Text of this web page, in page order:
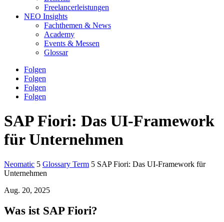
Freelancerleistungen
NEO Insights
Fachthemen & News
Academy
Events & Messen
Glossar
Folgen
Folgen
Folgen
Folgen
SAP Fiori: Das UI-Framework
für Unternehmen
Neomatic 5 Glossary Term 5 SAP Fiori: Das UI-Framework für
Unternehmen
Aug. 20, 2025
Was ist SAP Fiori?